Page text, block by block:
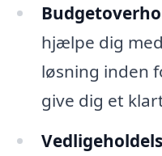
hjælpe dig
løsning inden
give dig et